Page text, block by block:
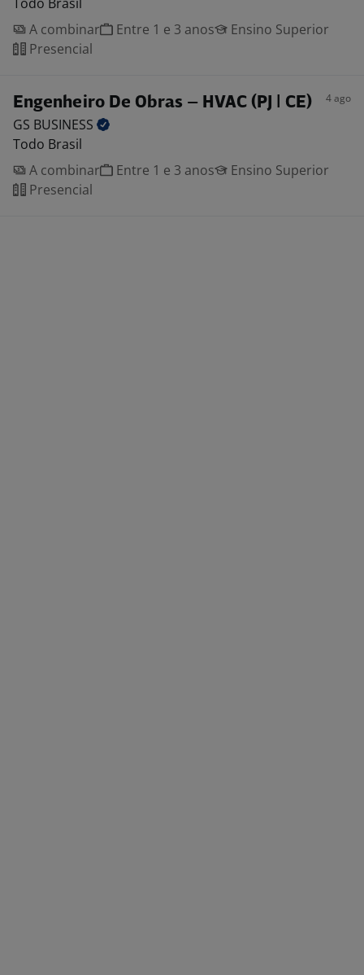
A combinar
Entre 1 e 3 anos
Ensino Superior
Presencial
Engenheiro De Obras – HVAC (PJ | CE) 4 ago
GS BUSINESS
Todo Brasil
A combinar
Entre 1 e 3 anos
Ensino Superior
Presencial